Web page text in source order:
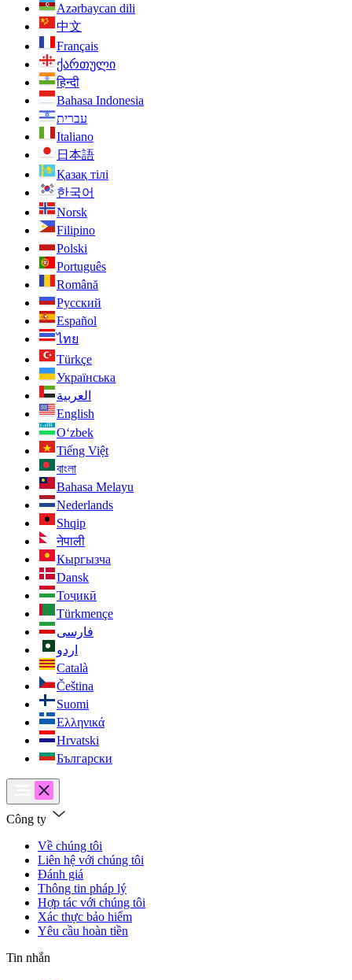
Azərbaycan dili
中文
Français
ქართული
हिन्दी
Bahasa Indonesia
עברית
Italiano
日本語
Қазақ тілі
한국어
Norsk
Filipino
Polski
Português
Română
Русский
Español
ไทย
Türkçe
Українська
العربية
English
O‘zbek
Tiếng Việt
বাংলা
Bahasa Melayu
Nederlands
Shqip
नेपाली
Кыргызча
Dansk
Тоҷикӣ
Türkmençe
فارسی
اردو
Català
Čeština
Suomi
Ελληνικά
Hrvatski
Български
Công ty
Về chúng tôi
Liên hệ với chúng tôi
Đánh giá
Thông tin pháp lý
Hợp tác với chúng tôi
Xác thực bảo hiểm
Yêu cầu hoàn tiền
Tin nhắn